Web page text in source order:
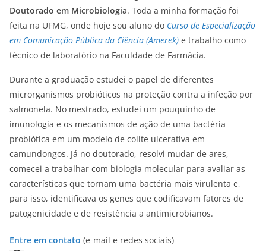
Doutorado em Microbiologia. Toda a minha formação foi
feita na UFMG, onde hoje sou aluno do Curso de Especialização
em Comunicação Pública da Ciência (Amerek) e trabalho como
técnico de laboratório na Faculdade de Farmácia.
Durante a graduação estudei o papel de diferentes
microrganismos probióticos na proteção contra a infeção por
salmonela. No mestrado, estudei um pouquinho de
imunologia e os mecanismos de ação de uma bactéria
probiótica em um modelo de colite ulcerativa em
camundongos. Já no doutorado, resolvi mudar de ares,
comecei a trabalhar com biologia molecular para avaliar as
características que tornam uma bactéria mais virulenta e,
para isso, identificava os genes que codificavam fatores de
patogenicidade e de resistência a antimicrobianos.
Entre em contato (e-mail e redes sociais)